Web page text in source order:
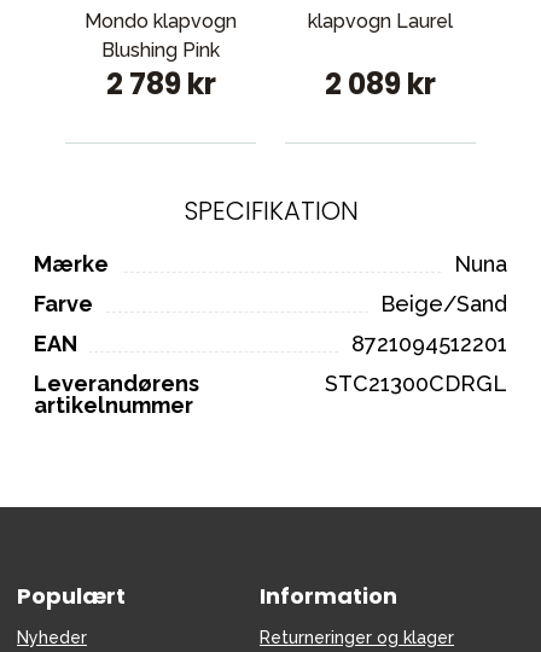
Mondo klapvogn
Blushing Pink
2 789 kr
klapvogn Laurel
2 089 kr
SPECIFIKATION
Mærke
Nuna
Farve
Beige/Sand
EAN
8721094512201
Leverandørens
artikelnummer
STC21300CDRGL
Populært
Nyheder
Information
Returneringer og klager